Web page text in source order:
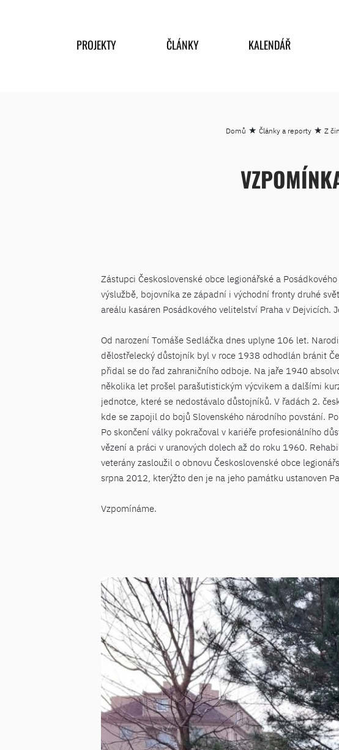
PROJEKTY ČLÁNKY KALENDÁŘ
Domů ★ Články a reporty ★ Z
Zástupci Československé obce legionářské a
výslužbě, bojovníka ze západní i východní fronty druhé
areálu kasáren Posádkového velitelství Praha v Dejvicích.
Od narození Tomáše Sedláčka dnes uplyne 106 let.
dělostřelecký důstojník byl v roce 1938 odhodlán bránit
přidal se do řad zahraničního odboje. Na jaře 1940
několika let prošel parašutistickým výcvikem a dalšími
jednotce, které se nedostávalo důstojníků. V řadách 2.
kde se zapojil do bojů Slovenského národního povstání.
Po skončení války pokračoval v kariéře profesionálního
vězení a práci v uranových dolech až do roku 1960.
veterány zasloužil o obnovu Československé obce
srpna 2012, kterýžto den je na jeho památku ustanoven
Vzpomínáme.